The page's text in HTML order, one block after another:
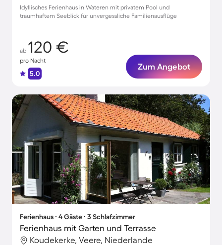
Idyllisches Ferienhaus in Wateren mit privatem Pool und
traumhaftem Seeblick für unvergessliche Familienausflüge
ab 120 €
pro Nacht
5.0
Zum Angebot
Ferienhaus ∙ 4 Gäste ∙ 3 Schlafzimmer
Ferienhaus mit Garten und Terrasse
Koudekerke, Veere, Niederlande